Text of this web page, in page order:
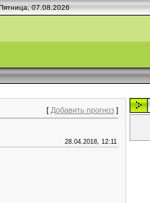
07.08.2026
[ Добавить прогноз ]
28.04.2018, 12:11